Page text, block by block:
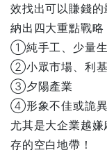
效找出可以賺錢
納出四大重點戰略
①純手工、少量
②小眾市場、利
③夕陽產業
④形象不佳或詭異
尤其是大企業越
存的空白地帶！